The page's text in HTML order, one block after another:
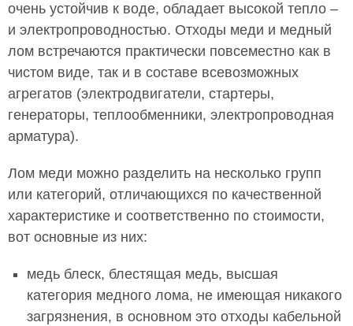
очень устойчив к воде, обладает высокой тепло –
и электропроводностью. Отходы меди и медный
лом встречаются практически повсеместно как в
чистом виде, так и в составе всевозможных
агрегатов (электродвигатели, стартеры,
генераторы, теплообменники, электропроводная
арматура).
Лом меди можно разделить на несколько групп
или категорий, отличающихся по качественной
характеристике и соответственно по стоимости,
вот основные из них:
медь блеск, блестящая медь, высшая
категория медного лома, не имеющая никакого
загрязнения, в основном это отходы кабельной